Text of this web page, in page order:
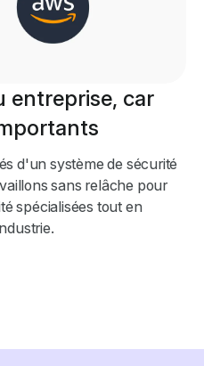
entreprise, car
d'un système de sécurité
sans relâche pour
spécialisées tout en